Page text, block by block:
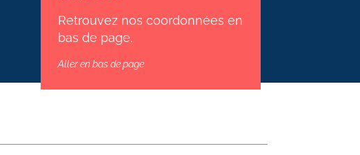
Retrouvez nos coordonnées en
bas de page.
Aller en bas de page